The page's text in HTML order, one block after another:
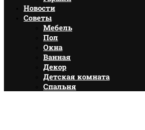
Новости
Советы
Мебель
Пол
Окна
Ванная
Декор
Детская комната
Спальня